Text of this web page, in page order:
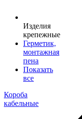
Изделия
крепежные
Герметик,
монтажная
пена
Показать
все
Короба
кабельные